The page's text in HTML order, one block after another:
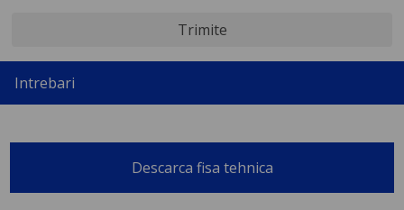
Trimite
Intrebari
Descarca fisa tehnica